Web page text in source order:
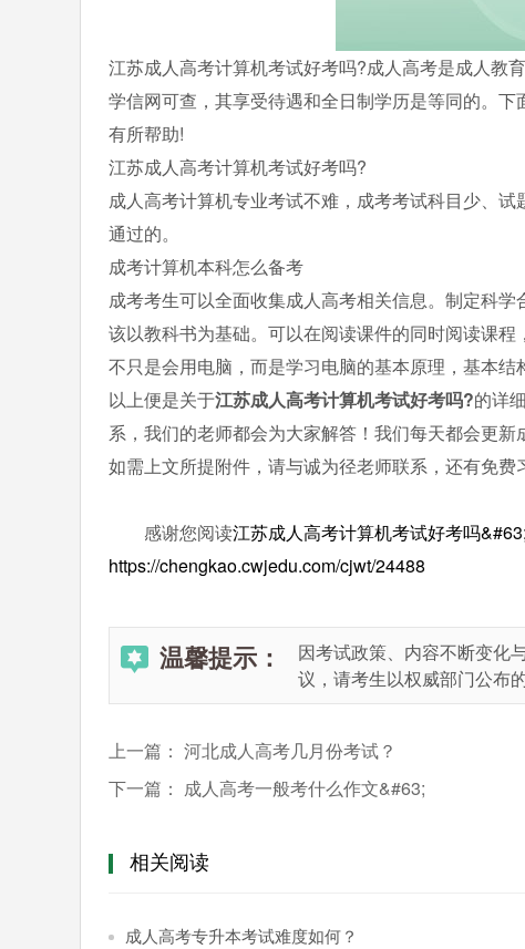
江苏成人高考计算机考试好考吗?成人高考是成人教
学信网可查，其享受待遇和全日制学历是等同的。
有所帮助!
江苏成人高考计算机考试好考吗?
成人高考计算机专业考试不难，成考考试科目少、
通过的。
成考计算机本科怎么备考
成考考生可以全面收集成人高考相关信息。制定科
该以教科书为基础。可以在阅读课件的同时阅读课
不只是会用电脑，而是学习电脑的基本原理，基本结
以上便是关于江苏成人高考计算机考试好考吗?的详
系，我们的老师都会为大家解答！我们每天都会更新
如需上文所提附件，请与诚为径老师联系，还有免费
感谢您阅读江苏成人高考计算机考试好考吗&#63;
https://chengkao.cwjedu.com/cjwt/24488
温馨提示：
因考试政策、内容不断变化
议，请考生以权威部门公布
上一篇： 河北成人高考几月份考试？
下一篇： 成人高考一般考什么作文&#63;
相关阅读
成人高考专升本考试难度如何？